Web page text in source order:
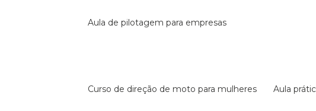
aula de pilotagem para empresas
curso de direção de moto para mulheres aula